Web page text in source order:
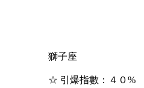
獅子座
☆ 引爆指數：４０%